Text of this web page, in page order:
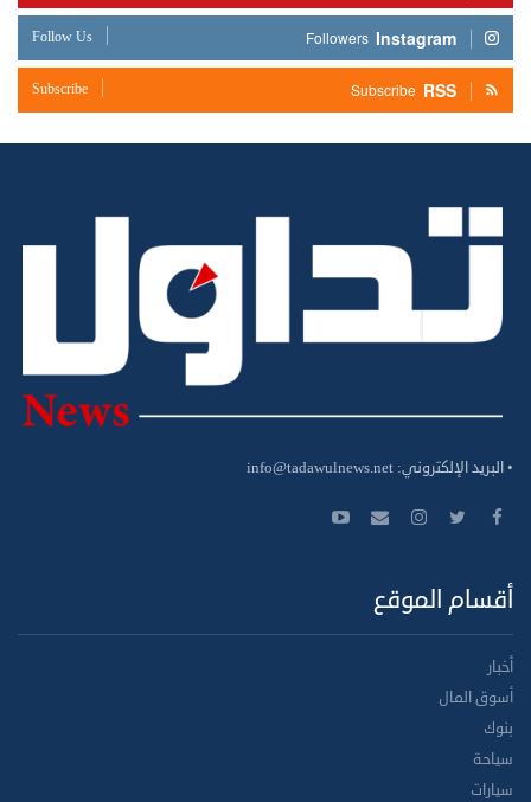
Instagram
Followers
Follow Us
RSS
Subscribe
Subscribe
• البريد الإلكتروني: info@tadawulnews.net
أقسام الموقع
أخبار
أسوق المال
بنوك
سياحة
سيارات